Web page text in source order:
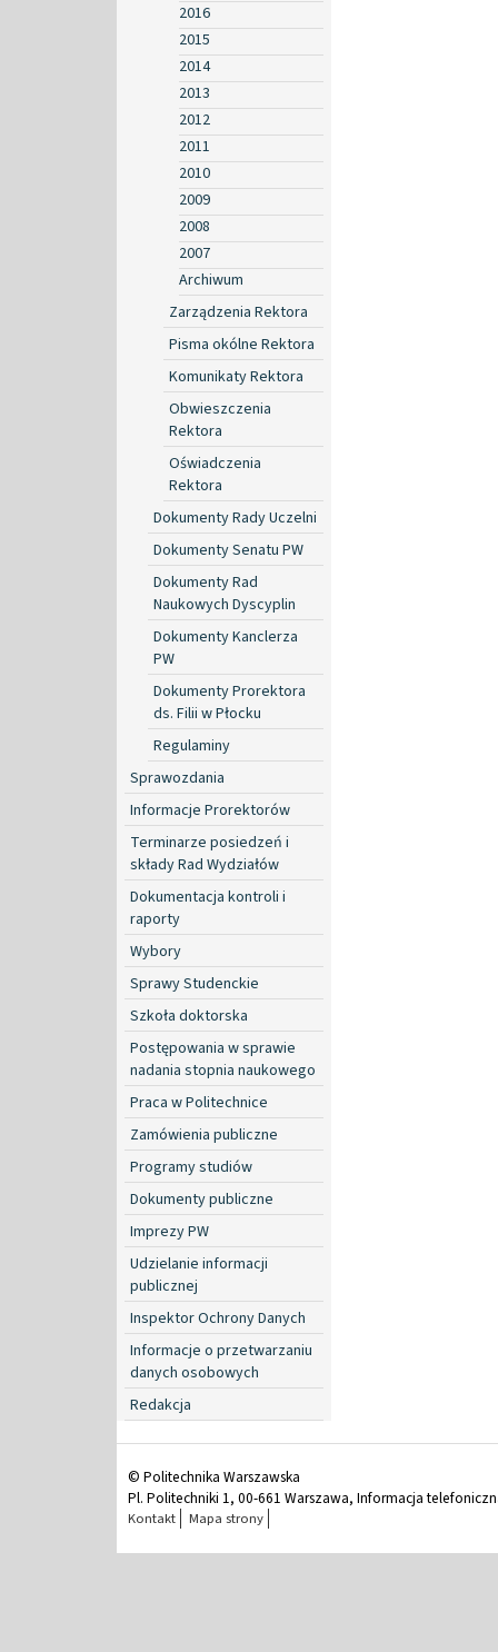
2016
2015
2014
2013
2012
2011
2010
2009
2008
2007
Archiwum
Zarządzenia Rektora
Pisma okólne Rektora
Komunikaty Rektora
Obwieszczenia
Rektora
Oświadczenia
Rektora
Dokumenty Rady Uczelni
Dokumenty Senatu PW
Dokumenty Rad
Naukowych Dyscyplin
Dokumenty Kanclerza
PW
Dokumenty Prorektora
ds. Filii w Płocku
Regulaminy
Sprawozdania
Informacje Prorektorów
Terminarze posiedzeń i
składy Rad Wydziałów
Dokumentacja kontroli i
raporty
Wybory
Sprawy Studenckie
Szkoła doktorska
Postępowania w sprawie
nadania stopnia naukowego
Praca w Politechnice
Zamówienia publiczne
Programy studiów
Dokumenty publiczne
Imprezy PW
Udzielanie informacji
publicznej
Inspektor Ochrony Danych
Informacje o przetwarzaniu
danych osobowych
Redakcja
© Politechnika Warszawska
Pl. Politechniki 1, 00-661 Warszawa, Informacja
Kontakt Mapa strony